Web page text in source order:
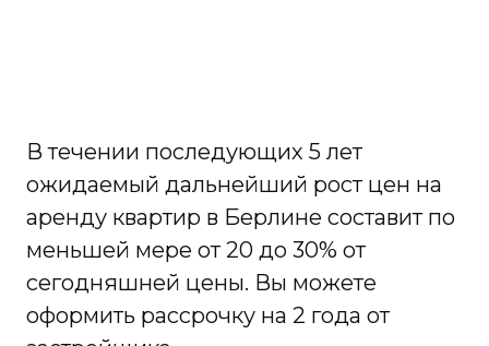
В течении последующих 5 лет
ожидаемый дальнейший рост цен на
аренду квартир в Берлине составит по
меньшей мере от 20 до 30% от
сегодняшней цены. Вы можете
оформить рассрочку на 2 года от